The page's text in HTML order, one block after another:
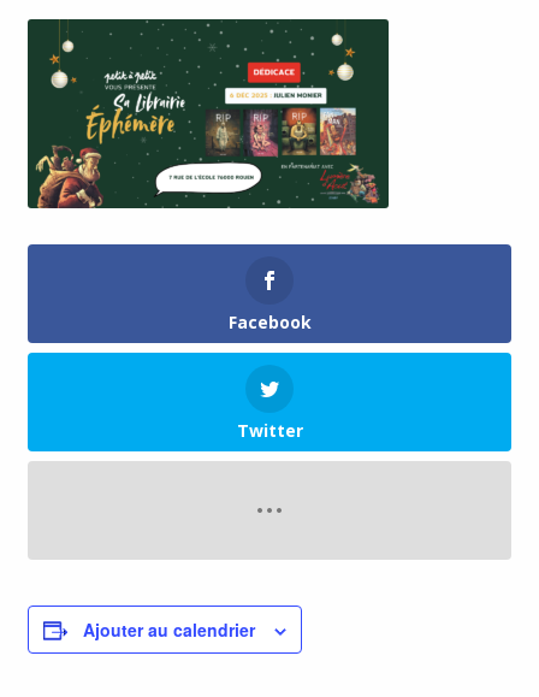
Facebook
Twitter
Ajouter au calendrier